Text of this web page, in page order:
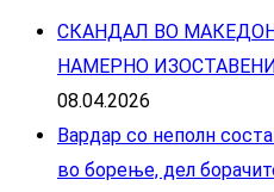
СКАНДАЛ ВО
НАМЕРНО
08.04.2026
Вардар со неполн
во борење, дел